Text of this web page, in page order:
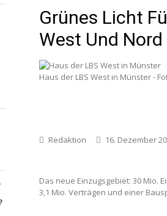
Grünes Licht
West Und Nord
Haus der LBS West in Münster -
Redaktion 16. Dezember
Das neue Einzugsgebiet: 30 Mio.
3,1 Mio. Verträgen und einer